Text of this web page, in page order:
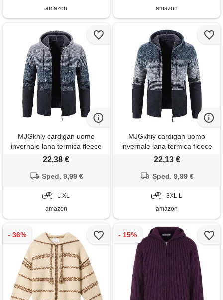
amazon
amazon
MJGkhiy cardigan uomo
invernale lana termica fleece
giacche imbottito in pile
maglioni lavorato a maglia
cappuccio felpato giubbotto
22,38 €
Sped. 9,99 €
L XL
amazon
MJGkhiy cardigan uomo
invernale lana termica fleece
giacche imbottito in pile
maglioni lavorato a maglia
cappuccio felpato giubbotto
22,13 €
Sped. 9,99 €
3XL L
amazon